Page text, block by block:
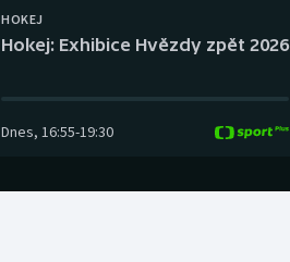
HOKEJ
Hokej: Exhibice Hvězdy zpět 2026
Dnes, 16:55-19:30